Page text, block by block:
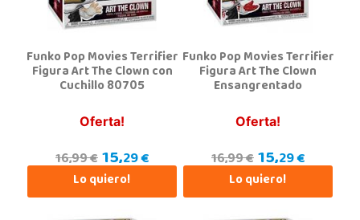
POCAS UNIDADES
Juguetilandia Gines
Localizar Tienda
Funko Pop Movies Terrifier
Figura Art The Clown con
Cuchillo 80705
Oferta!
16,99 €15,29 €
Lo quiero!
Funko Pop Movies Terrifier
Figura Art The Clown
Ensangrentado
Oferta!
16,99 €15,29 €
Lo quiero!